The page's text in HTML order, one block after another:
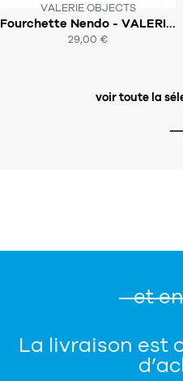
VALERIE OBJECTS
Fourchette Nendo - VALERIE OBJECTS
29,00 €
CE PRODUIT N'EST PLUS EN STOCK
:-(
ACHAT EXPRESS
voir toute la
et
La livraison est